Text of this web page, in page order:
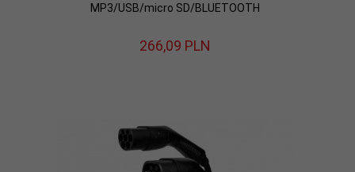
MP3/USB/micro SD/BLUETOOTH
266,09 PLN